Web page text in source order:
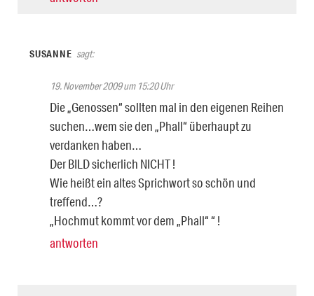
SUSANNE sagt:
19. November 2009 um 15:20 Uhr
Die „Genossen“ sollten mal in den eigenen Reihen
suchen…wem sie den „Phall“ überhaupt zu
verdanken haben…
Der BILD sicherlich NICHT !
Wie heißt ein altes Sprichwort so schön und
treffend…?
„Hochmut kommt vor dem „Phall“ “ !
antworten